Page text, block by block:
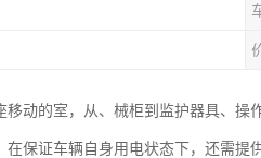
移动的室，从、械柜到监护器具、
保证车辆自身用电状态下，还需提